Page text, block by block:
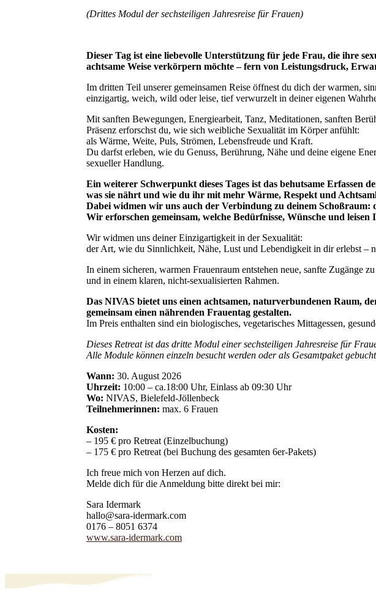
(Drittes Modul der sechsteiligen Jahresreise für Frauen)
Dieser Tag ist eine liebevolle Unterstützung für jede Frau, die ihre
achtsame Weise verkörpern möchte – fern von Leistungsdruck,
Im dritten Teil unserer gemeinsamen Reise öffnest du dich der warmen,
einzigartig, weich, wild oder leise, tief verwurzelt in deiner eigenen
Mit sanften Bewegungen, Energiearbeit, Tanz, Meditationen, sanften
Präsenz erforschst du, wie sich weibliche Sexualität im Körper anfühlt:
als Wärme, Weite, Puls, Strömen, Lebensfreude und Kraft.
Du darfst erleben, wie du Genuss, Berührung, Nähe und deine eigene
sexueller Handlung.
Ein weiterer Schwerpunkt dieses Tages ist das behutsame Erfassen
was sie nährt und wie du ihr mit mehr Wärme, Respekt und
Dabei widmen wir uns auch der Verbindung zu deinem
Wir erforschen gemeinsam, welche Bedürfnisse, Wünsche und
Wir widmen uns deiner Einzigartigkeit in der Sexualität:
der Art, wie du Sinnlichkeit, Nähe, Lust und Lebendigkeit in dir erlebst –
In einem sicheren, warmen Frauenraum entstehen neue, sanfte
und in einem klaren, nicht-sexualisierten Rahmen.
Das NIVAS bietet uns einen achtsamen, naturverbundenen Raum,
gemeinsam einen nährenden Frauentag gestalten.
Im Preis enthalten sind ein biologisches, vegetarisches Mittagessen,
Dieses Retreat ist das dritte Modul einer sechsteiligen Jahresreise für
Alle Module können einzeln besucht werden oder als Gesamtpaket
Wann: 30. August 2026
Uhrzeit: 10:00 – ca.18:00 Uhr, Einlass ab 09:30 Uhr
Wo: NIVAS, Bielefeld-Jöllenbeck
Teilnehmerinnen: max. 6 Frauen
Kosten:
– 195 € pro Retreat (Einzelbuchung)
– 175 € pro Retreat (bei Buchung des gesamten 6er-Pakets)
Ich freue mich von Herzen auf dich.
Melde dich für die Anmeldung bitte direkt bei mir:
Sara Idermark
hallo@sara-idermark.com
0176 – 8051 6374
www.sara-idermark.com